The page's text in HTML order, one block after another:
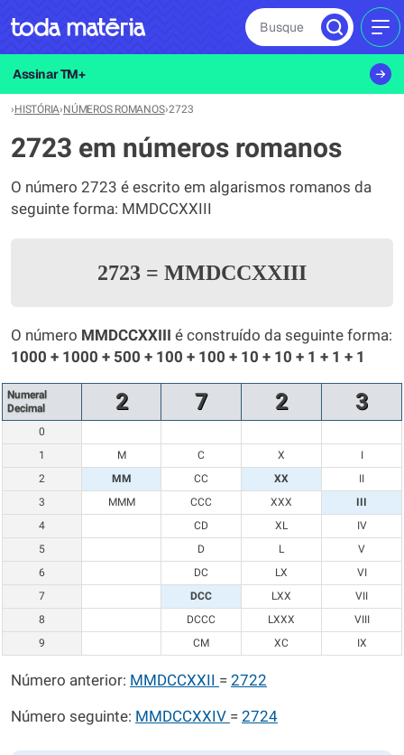
Busque
Assinar TM+
›HISTÓRIA›NÚMEROS ROMANOS›2723
2723 em números romanos
O número 2723 é escrito em algarismos romanos da
seguinte forma: MMDCCXXIII
2723 = MMDCCXXIII
O número MMDCCXXIII é construído da seguinte forma:
1000 + 1000 + 500 + 100 + 100 + 10 + 10 + 1 + 1 + 1
Numeral
Decimal
2 7 2 3
0
1
M C X
I
2
MM CC XX
II
3
MMM CCC XXX
III
4
CD XL
IV
5
D L
V
6
DC LX
VI
7
DCC LXX
VII
8
DCCC LXXX
VIII
9
CM XC IX
Número anterior: MMDCCXXII = 2722
Número seguinte: MMDCCXXIV = 2724